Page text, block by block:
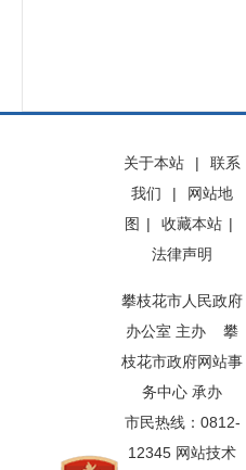
关于本站 |
联系
我们
|
网站地
图 | 收藏本站 |
法律声明
攀枝花市人民政府
办公室 主办 攀
枝花市政府网站事
务中心 承办
市民热线：0812-
12345 网站技术